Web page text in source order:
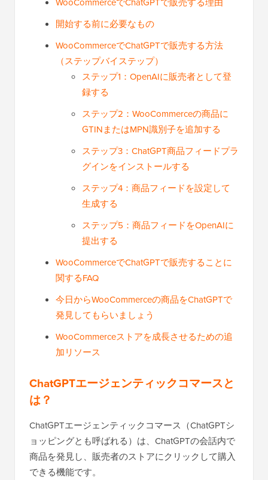
開始する前に必要なもの
WooCommerceでChatGPTで販売する方法
（ステップバイステップ）
ステップ1：OpenAIに販売者として登
録する
ステップ2：WooCommerceの商品に
GTINまたはMPN識別子を追加する
ステップ3：ChatGPT商品フィードプラ
グインをインストールする
ステップ4：商品フィードを設定して
生成する
ステップ5：商品フィードをOpenAIに
提出する
WooCommerceでChatGPTで販売することに
関するFAQ
今日からWooCommerceの商品をChatGPTで
発見してもらいましょう
WooCommerceストアを成長させるための追
加リソース
ChatGPTエージェンティックコマースと
は？
ChatGPTエージェンティックコマース（ChatGPTシ
ョッピングとも呼ばれる）は、ChatGPTの会話内で
商品を発見し、販売者のストアにクリックして購入
できる機能です。